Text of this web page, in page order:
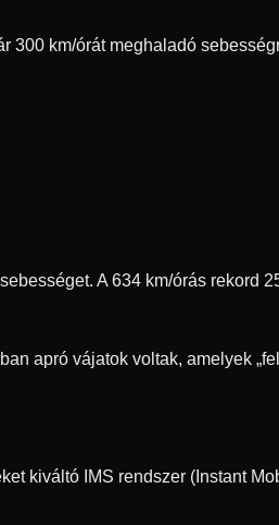
300 km/órát meghaladó
A 634 km/órás rekord
apró vájatok voltak, amelyek
kiváltó IMS rendszer (Instant